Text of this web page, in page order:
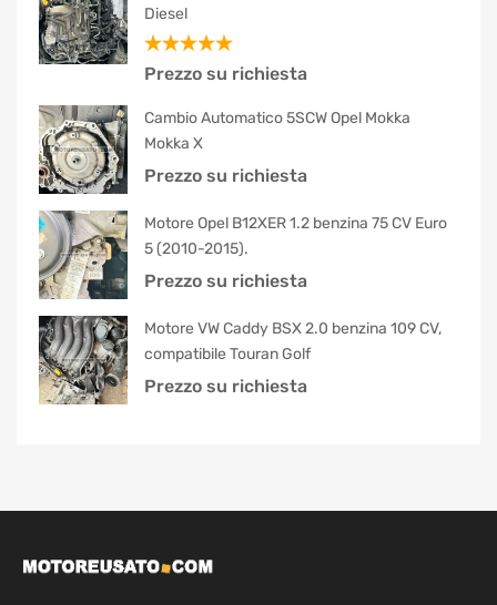
Diesel
Valutato
Prezzo su richiesta
Cambio Automatico 5SCW Opel Mokka
Mokka X
Prezzo su richiesta
Motore Opel B12XER 1.2 benzina 75 CV Euro
5 (2010-2015).
Prezzo su richiesta
Motore VW Caddy BSX 2.0 benzina 109 CV,
compatibile Touran Golf
Prezzo su richiesta